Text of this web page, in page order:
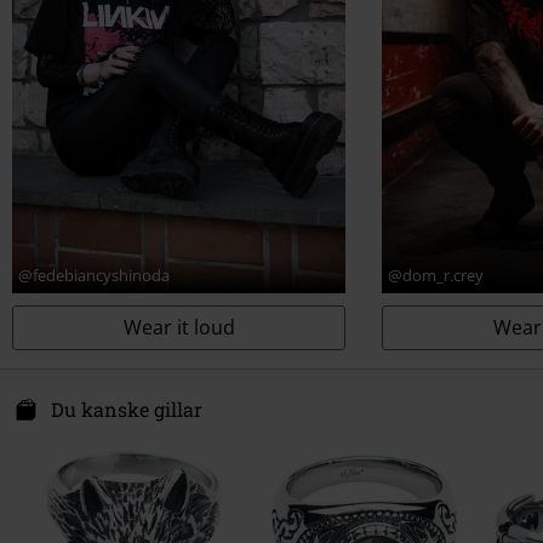
@fedebiancyshinoda
Wear it loud
@dom_r.crey
Du kanske gillar